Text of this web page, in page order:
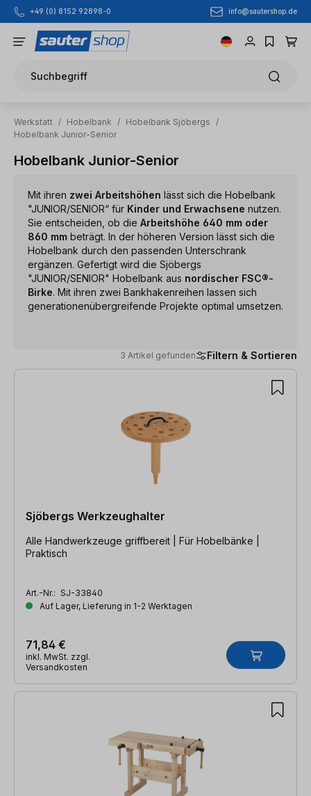
Zum Hauptinhalt springen
+49 (0) 8152 92898-0 info@sautershop.de
Suchbegriff
Werkstatt / Hobelbank / Hobelbank Sjöbergs
/
Hobelbank Junior-Senior
Hobelbank Junior-Senior
Mit ihren zwei Arbeitshöhen lässt sich die Hobelbank
"JUNIOR/SENIOR“ für Kinder und Erwachsene nutzen.
Sie entscheiden, ob die Arbeitshöhe 640 mm oder
860 mm beträgt. In der höheren Version lässt sich die
Hobelbank durch den passenden Unterschrank
ergänzen. Gefertigt wird die Sjöbergs
"JUNIOR/SENIOR" Hobelbank aus nordischer FSC®-
Birke. Mit ihren zwei Bankhakenreihen lassen sich
generationenübergreifende Projekte optimal umsetzen.
3 Artikel gefunden Filtern & Sortieren
3 Artikel gefunden
Sjöbergs Werkzeughalter
Alle Handwerkzeuge griffbereit | Für Hobelbänke |
Praktisch
Art.-Nr.: SJ-33840
Auf Lager, Lieferung in 1-2 Werktagen
71,84 €
inkl. MwSt. zzgl.
Versandkosten